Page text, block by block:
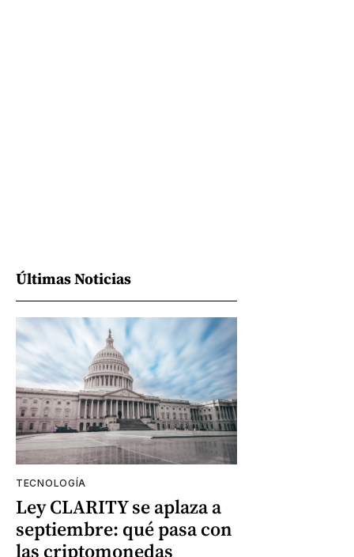
Últimas Noticias
TECNOLOGÍA
Ley CLARITY se aplaza a
septiembre: qué pasa con
las criptomonedas